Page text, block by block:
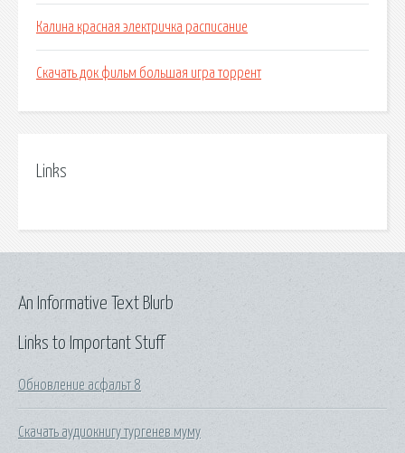
Калина красная электричка расписание
Скачать док фильм большая игра торрент
Links
Links to Important Stuff
Обновление асфальт 8
Скачать аудиокнигу тургенев муму
An Informative Text Blurb